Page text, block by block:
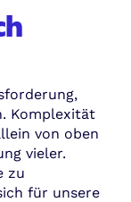
Komplexität
von oben
vieler.
zu
für unsere